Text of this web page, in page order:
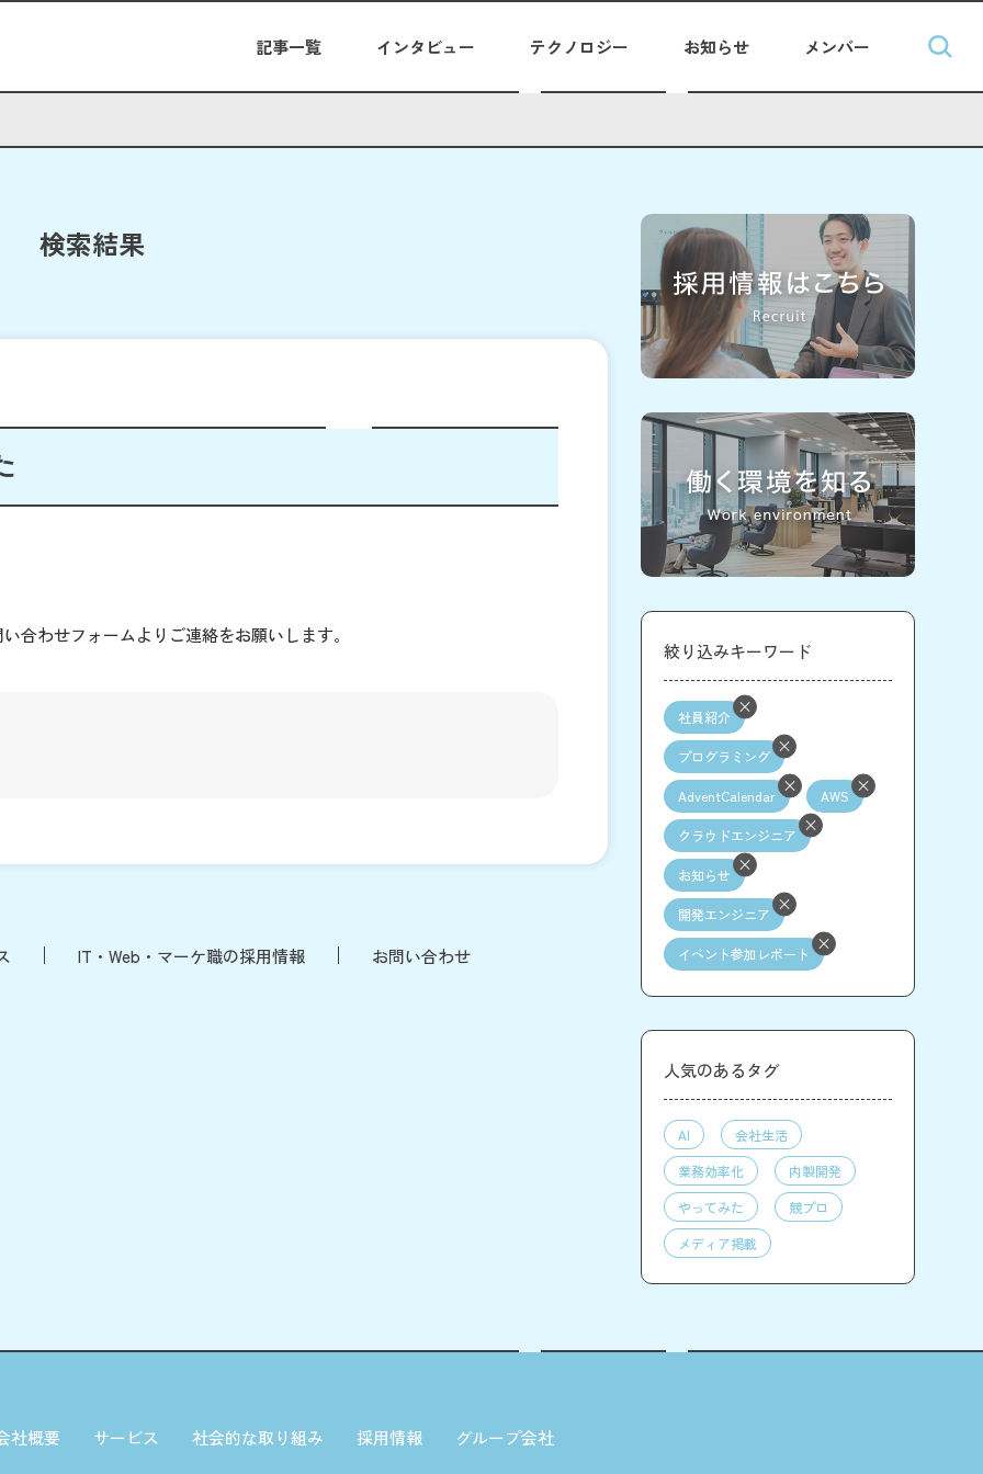
記事一覧 インタビュー テクノロジー お知らせ メンバー
検索結果
合わせフォームよりご連絡をお願いします。
IT・Web・マーケ職の採用情報 お問い合わせ
絞り込みキーワード
社員紹介
プログラミング
AdventCalendar AWS
クラウドエンジニア
お知らせ
開発エンジニア
イベント参加レポート
人気のあるタグ
AI
会社生活
業務効率化
内製開発
やってみた
競プロ
メディア掲載
社概要 サービス 社会的な取り組み 採用情報
グループ会社